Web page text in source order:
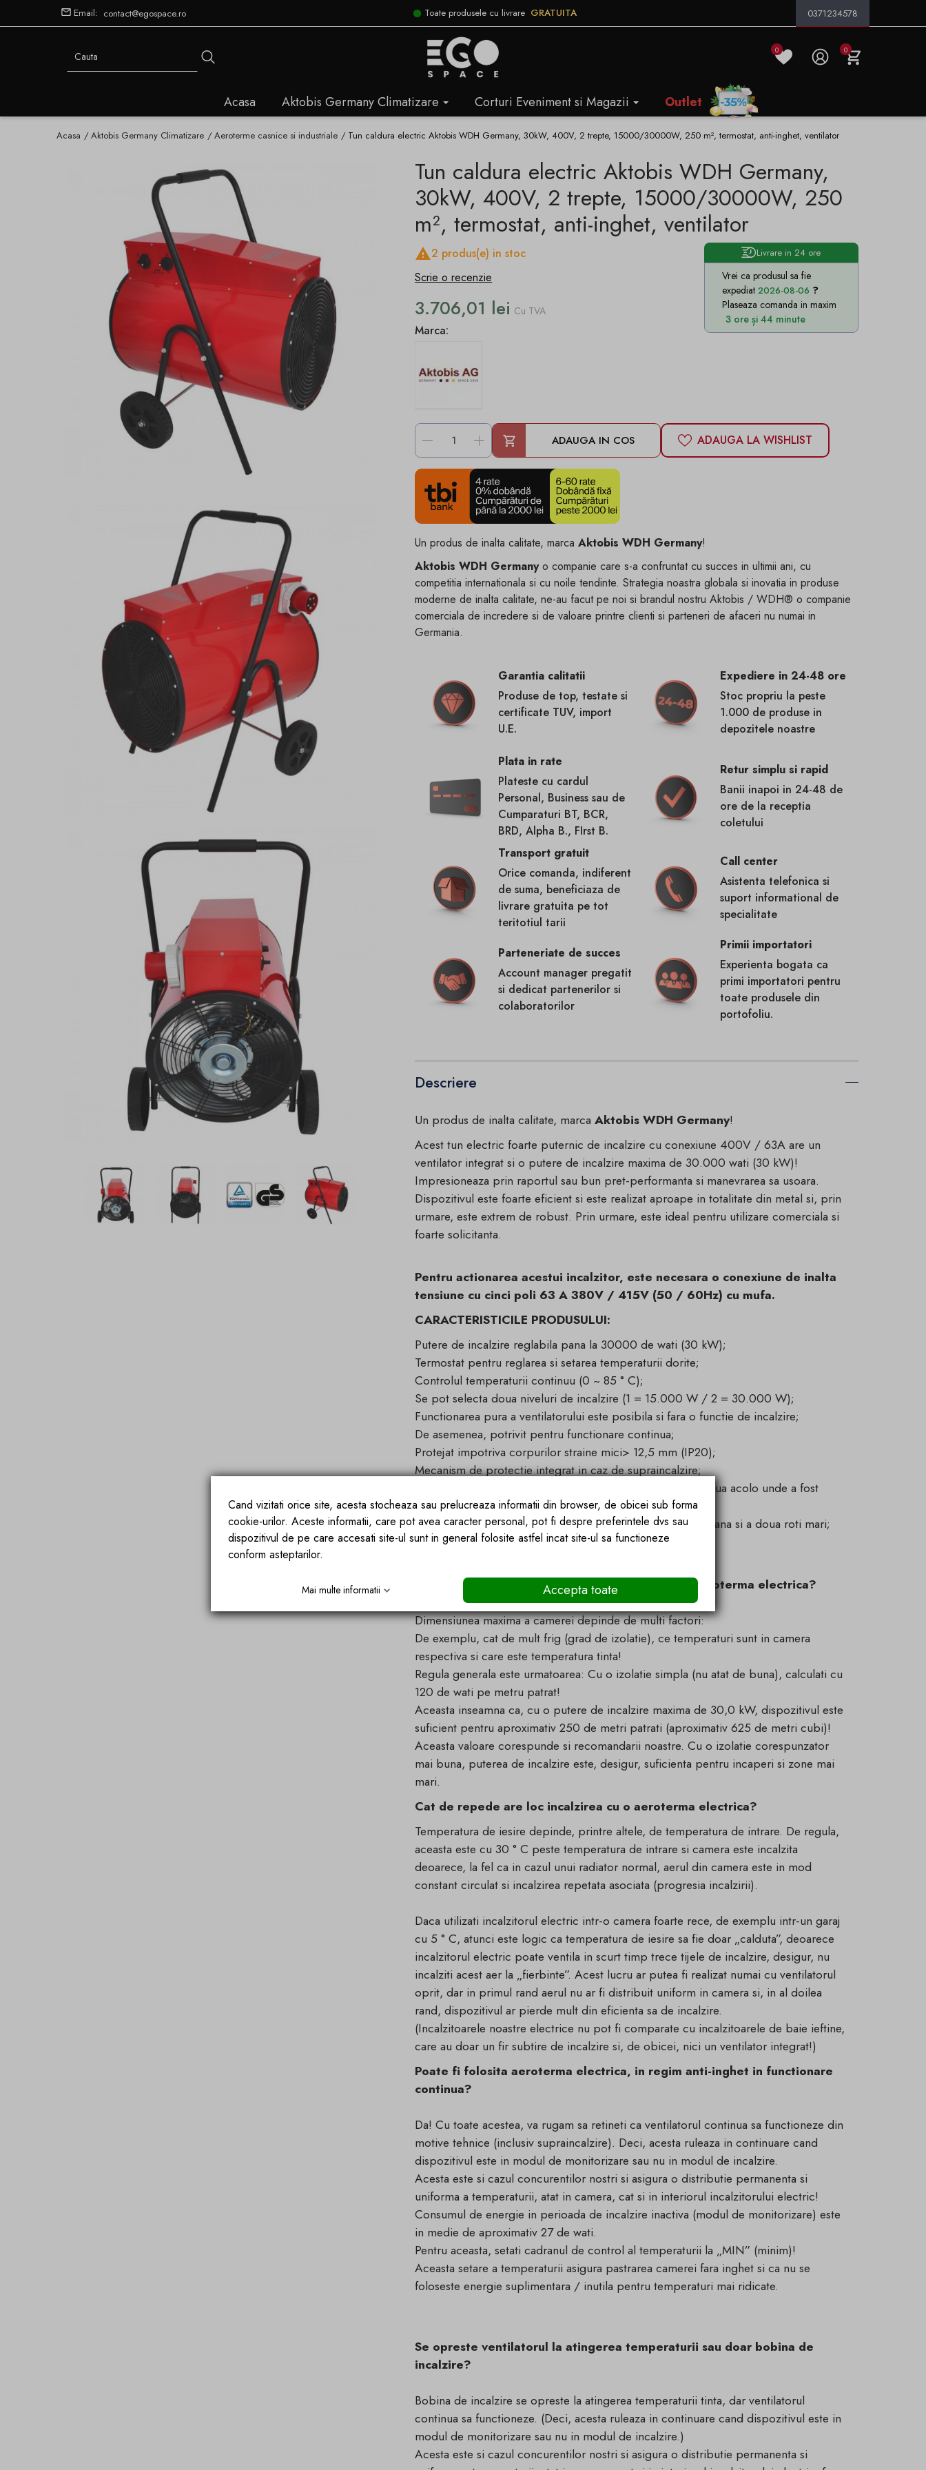
Email: contact@egospace.ro Toate produsele cu livrare GRATUITA 0371234578
0 0
Acasa Aktobis Germany Climatizare Corturi Eveniment si Magazii Outlet
Acasa Aktobis Germany Climatizare Aeroterme casnice si industriale Tun caldura electric Aktobis WDH Germany, 30kW, 400V, 2 trepte, 15000/30000W, 250 m², termostat, anti-inghet, ventilator
Tun caldura electric Aktobis WDH Germany,
30kW, 400V, 2 trepte, 15000/30000W, 250
m², termostat, anti-inghet, ventilator
Livrare in 24 ore
Vrei ca produsul sa fie
expediat 2026-08-06
Plaseaza comanda in maxim
3 ore și 44 minute
2 produs(e) in stoc
Scrie o recenzie
3.706,01 lei Cu TVA
Marca:
- + ADAUGA IN COS ADAUGA LA WISHLIST
Un produs de inalta calitate, marcaAktobis WDH Germany!
Aktobis WDH Germanyo companie care s-a confruntat cu succes in ultimii ani, cu
competitia internationala si cu noile tendinte. Strategia noastra globala si inovatia in produse
moderne de inalta calitate, ne-au facut pe noi si brandul nostruAktobis / WDH® o companie
comerciala de incredere si de valoare printre clienti si parteneri de afaceri nu numai in
Germania.
Garantia calitatii
Produse de top, testate si
certificate TUV, import
U.E.
Expediere in 24-48 ore
Stoc propriu la peste
1.000 de produse in
depozitele noastre
Plata in rate
Plateste cu cardul
Personal, Business sau de
Cumparaturi BT, BCR,
BRD, Alpha B., FIrst B.
Retur simplu si rapid
Banii inapoi in 24-48 de
ore de la receptia
coletului
Transport gratuit
Orice comanda, indiferent
de suma, beneficiaza de
livrare gratuita pe tot
teritotiul tarii
Call center
Asistenta telefonica si
suport informational de
specialitate
Parteneriate de succes
Account manager pregatit
si dedicat partenerilor si
colaboratorilor
Primii importatori
Experienta bogata ca
primi importatori pentru
toate produsele din
portofoliu.
Descriere
Un produs de inalta calitate, marcaAktobis WDH Germany!
Acest tun electric foarte puternic de incalzire cu conexiune 400V / 63A are un
ventilator integrat si o putere de incalzire maxima de 30.000 wati (30 kW)!
Impresioneaza prin raportul sau bun pret-performanta si manevrarea sa usoara.
Dispozitivul este foarte eficient si este realizat aproape in totalitate din metal si, prin
urmare, este extrem de robust. Prin urmare, este ideal pentru utilizare comerciala si
foarte solicitanta.
Pentru actionarea acestui incalzitor, este necesara o conexiune de inalta
tensiune cu cinci poli 63 A 380V / 415V (50 / 60Hz) cu mufa.
CARACTERISTICILE PRODUSULUI:
Putere de incalzire reglabila pana la 30000 de wati (30 kW);
Termostat pentru reglarea si setarea temperaturii dorite;
Controlul temperaturii continuu (0 ~ 85 ° C);
Se pot selecta doua niveluri de incalzire (1 = 15.000 W / 2 = 30.000 W);
Functionarea pura a ventilatorului este posibila si fara o functie de incalzire;
De asemenea, potrivit pentru functionare continua;
Protejat impotriva corpurilor straine mici> 12,5 mm (IP20);
Mecanism de protectie integrat in caz de supraincalzire;
Nicio ajustare in caz de pana de curent (dispozitivul continua acolo unde a fost
intrerupt);
Mobilitate ridicata datorita manerului de transport la indemana si a doua roti mari;
Fara consum de oxigen;
Pana la ce dimensiune a camerei, este potrivita aeroterma electrica?
Dimensiunea maxima a camerei depinde de multi factori:
De exemplu, cat de mult frig (grad de izolatie), ce temperaturi sunt in camera
respectiva si care este temperatura tinta!
Regula generala este urmatoarea: Cu o izolatie simpla (nu atat de buna), calculati cu
120 de wati pe metru patrat!
Aceasta inseamna ca, cu o putere de incalzire maxima de 30,0 kW, dispozitivul este
suficient pentru aproximativ 250 de metri patrati (aproximativ 625 de metri cubi)!
Aceasta valoare corespunde si recomandarii noastre. Cu o izolatie corespunzator
mai buna, puterea de incalzire este, desigur, suficienta pentru incaperi si zone mai
mari.
Cat de repede are loc incalzirea cu o aeroterma electrica?
Temperatura de iesire depinde, printre altele, de temperatura de intrare. De regula,
aceasta este cu 30 ° C peste temperatura de intrare si camera este incalzita
deoarece, la fel ca in cazul unui radiator normal, aerul din camera este in mod
constant circulat si incalzirea repetata asociata (progresia incalzirii).
Daca utilizati incalzitorul electric intr-o camera foarte rece, de exemplu intr-un garaj
cu 5 ° C, atunci este logic ca temperatura de iesire sa fie doar „calduta”, deoarece
incalzitorul electric poate ventila in scurt timp trece tijele de incalzire, desigur, nu
incalziti acest aer la „fierbinte”. Acest lucru ar putea fi realizat numai cu ventilatorul
oprit, dar in primul rand aerul nu ar fi distribuit uniform in camera si, in al doilea
rand, dispozitivul ar pierde mult din eficienta sa de incalzire.
(Incalzitoarele noastre electrice nu pot fi comparate cu incalzitoarele de baie ieftine,
care au doar un fir subtire de incalzire si, de obicei, nici un ventilator integrat!)
Poate fi folosita aeroterma electrica, in regim anti-inghet in functionare
continua?
Da! Cu toate acestea, va rugam sa retineti ca ventilatorul continua sa functioneze din
motive tehnice (inclusiv supraincalzire). Deci, acesta ruleaza in continuare cand
dispozitivul este in modul de monitorizare sau nu in modul de incalzire.
Acesta este si cazul concurentilor nostri si asigura o distributie permanenta si
uniforma a temperaturii, atat in ​​camera, cat si in interiorul incalzitorului electric!
Consumul de energie in perioada de incalzire inactiva (modul de monitorizare) este
in medie de aproximativ 27 de wati.
Pentru aceasta, setati cadranul de control al temperaturii la „MIN” (minim)!
Aceasta setare a temperaturii asigura pastrarea camerei fara inghet si ca nu se
foloseste energie suplimentara / inutila pentru temperaturi mai ridicate.
Se opreste ventilatorul la atingerea temperaturii sau doar bobina de
incalzire?
Bobina de incalzire se opreste la atingerea temperaturii tinta, dar ventilatorul
continua sa functioneze. (Deci, acesta ruleaza in continuare cand dispozitivul este in
modul de monitorizare sau nu in modul de incalzire.)
Acesta este si cazul concurentilor nostri si asigura o distributie permanenta si
Cand vizitati orice site, acesta stocheaza sau prelucreaza informatii din browser, de obicei sub forma
cookie-urilor. Aceste informatii, care pot avea caracter personal, pot fi despre preferintele dvs sau
dispozitivul de pe care accesati site-ul sunt in general folosite astfel incat site-ul sa functioneze
conform asteptarilor.
Mai multe informatii Accepta toate